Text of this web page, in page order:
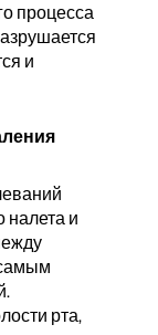
процесса
и
налета и
рта,